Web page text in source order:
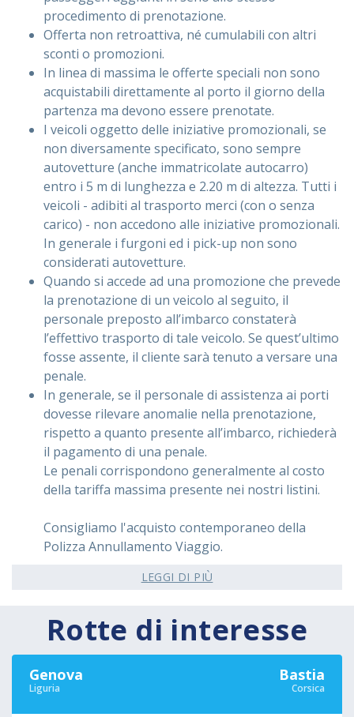
procedimento di prenotazione.
Offerta non retroattiva, né cumulabili con altri
sconti o promozioni.
In linea di massima le offerte speciali non sono
acquistabili direttamente al porto il giorno della
partenza ma devono essere prenotate.
I veicoli oggetto delle iniziative promozionali, se
non diversamente specificato, sono sempre
autovetture (anche immatricolate autocarro)
entro i 5 m di lunghezza e 2.20 m di altezza. Tutti i
veicoli - adibiti al trasporto merci (con o senza
carico) - non accedono alle iniziative promozionali.
In generale i furgoni ed i pick-up non sono
considerati autovetture.
Quando si accede ad una promozione che prevede
la prenotazione di un veicolo al seguito, il
personale preposto all’imbarco constaterà
l’effettivo trasporto di tale veicolo. Se quest’ultimo
fosse assente, il cliente sarà tenuto a versare una
penale.
In generale, se il personale di assistenza ai porti
dovesse rilevare anomalie nella prenotazione,
rispetto a quanto presente all’imbarco, richiederà
il pagamento di una penale.
Le penali corrispondono generalmente al costo
della tariffa massima presente nei nostri listini.
Consigliamo l'acquisto contemporaneo della
Polizza Annullamento Viaggio.
LEGGI DI PIÙ
Rotte di interesse
Genova
Liguria
Bastia
Corsica